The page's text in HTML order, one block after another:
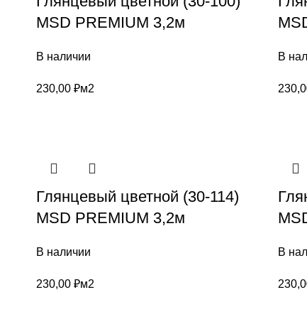
MSD PREMIUM 3,2м
В наличии
230,00 ₽м2
В
Глянцевый цветной (30-114)
MSD PREMIUM 3,2м
В наличии
230,00 ₽м2
В